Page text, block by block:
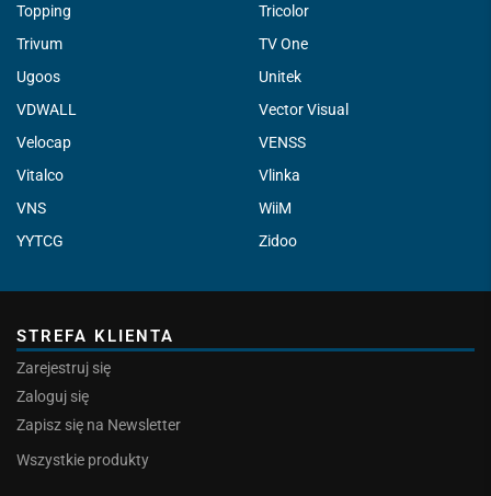
Topping
Tricolor
Trivum
TV One
Ugoos
Unitek
VDWALL
Vector Visual
Velocap
VENSS
Vitalco
Vlinka
VNS
WiiM
YYTCG
Zidoo
STREFA KLIENTA
Zarejestruj się
Zaloguj się
Zapisz się na Newsletter
Wszystkie produkty